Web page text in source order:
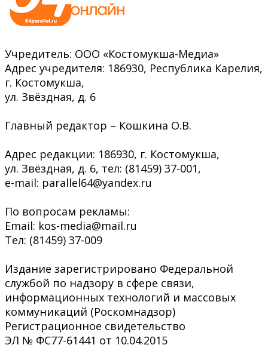
Учредитель: ООО «Костомукша-Медиа»
Адрес учредителя: 186930, Республика Карелия,
г. Костомукша,
ул. Звёздная, д. 6
Главный редактор – Кошкина О.В.
Адрес редакции: 186930, г. Костомукша,
ул. Звёздная, д. 6, тел: (81459) 37-001,
e-mail: parallel64@yandex.ru
По вопросам рекламы:
Email: kos-media@mail.ru
Тел: (81459) 37-009
Издание зарегистрировано Федеральной
службой по надзору в сфере связи,
информационных технологий и массовых
коммуникаций (Роскомнадзор)
Регистрационное свидетельство
ЭЛ № ФС77-61441 от 10.04.2015